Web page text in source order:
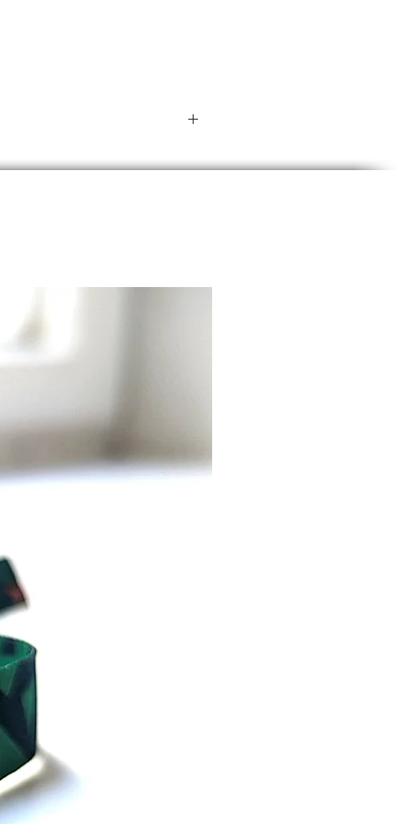
Gray-A / Grau Asexuelle
und Unterstützung für
die sich als Gray-A /
identifizieren. Es steht
aller
A / Grau Asexuell
ist ein starkes Statement
und Inklusion. Es ist
ein Accessoire, sondern
deiner Überzeugung.
Zeichen für Identität und
Bestelle jetzt unser Gray-A
Armband und
jede Identität